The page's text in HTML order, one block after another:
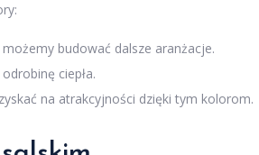
budować dalsze aranżacje.
ciepła.
na atrakcyjności dzięki tym kolorom.